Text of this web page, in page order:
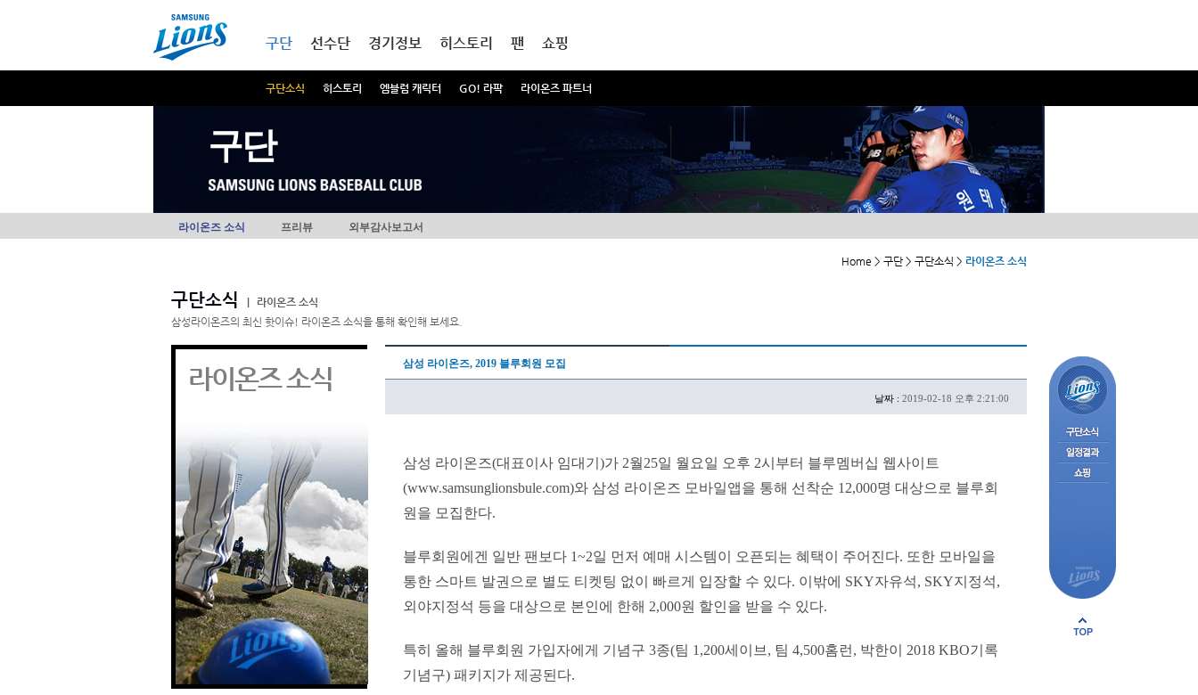
구단
구단소식 히스토리 엠블럼 캐릭터 GO! 라팍 라이온즈 파트너
선수단 경기정보 히스토리 팬 쇼핑
구단
라이온즈 소식 프리뷰 외부감사보고서
Home > 구단 > 구단소식 > 라이온즈 소식
구단소식
라이온즈 소식
삼성라이온즈의 최신 핫이슈! 라이온즈 소식을 통해 확인해 보세요.
라이온즈 소식 삼성 라이온즈, 2019 블루회원 모집
날짜 : 2019-02-18 오후 2:21:00
삼성 라이온즈(대표이사 임대기)가 2월25일 월요일 오후 2시부터 블루멤버십 웹사이트
(www.samsunglionsbule.com)와 삼성 라이온즈 모바일앱을 통해 선착순 12,000명 대상으로 블루회
원을 모집한다.
블루회원에겐 일반 팬보다 1~2일 먼저 예매 시스템이 오픈되는 혜택이 주어진다. 또한 모바일을
통한 스마트 발권으로 별도 티켓팅 없이 빠르게 입장할 수 있다. 이밖에 SKY자유석, SKY지정석,
외야지정석 등을 대상으로 본인에 한해 2,000원 할인을 받을 수 있다.
특히 올해 블루회원 가입자에게 기념구 3종(팀 1,200세이브, 팀 4,500홈런, 박한이 2018 KBO기록
기념구) 패키지가 제공된다.